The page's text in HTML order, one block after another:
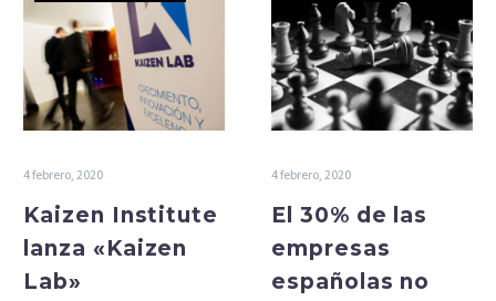
4 febrero, 2020
Kaizen Institute
lanza «Kaizen
Lab»
4 febrero, 2020
El 30% de las
empresas
españolas no